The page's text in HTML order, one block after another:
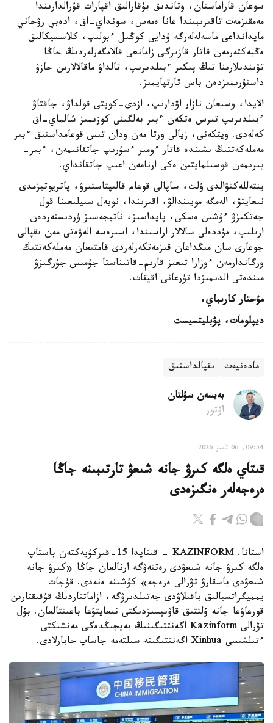
سوعان قاراماستان، وتاندىق بۇقارالىق اقپارات قۇرالدارىندا
مەمقىزمەت تاقىرىبىندا عانا ەمەس، سونداي-اق، ادەبي رۋحاني
مايدانداعى ماسەلەلەرگە ۇدايى كوڭىل ءبولىپ، كلاسسيكالىق
ەڭبەكتەرمەن قاتار قازىرگى زامانعى قالامگەرلەردىڭ جاڭا
تۋىندىلارىنا تىڭ پىكىر ءبىلدىرىپ، تالداۋ ماقالالارىن جازۋ
داستۇرىمىزدەن باس تارتپايمىز.
الايدا، وسىعان نازار اۋدارىپ، ازدى-كوپتى قولداۋ، جاقتاۋ
ءبىلدىرىپ تىرس ەتكەن ءبىر بەلگىنى كوزىمىز شالماي-اق
كەلەدى. ويتكەنى، زيالى ورتا مەن ودان تىس قوعامداستىق ءبىر
مەملەكەتتىڭ ىشىندە قاتار ءومىر ءسۇرىپ جاتقانىمەن، ءبىر-
بىرىمەن قوسىلمايتىن ەكى ارنامەن اعىپ جاتقانداي.
ينتەللەكتۋالدى ۇلت، ساپالى قوعام قالىپتاستىرۋ، پاتريوتيزمدى
نىعايتۋ، الەمگە مويىندالۋ، اقىرىندا، نوبەل سىيلىعىنا قول
جەتكىزۋ ءۇشىن ەسكى، پايداسىز، ناتيجەسىز ۇردىستەردەن
ارىلىپ، مۇددەلى سالالار اراسىندا، اسىرەسە الەۋەتى مەن ىقپالى
جوعارى سان مىڭداعان قىزمەتكەرلەردى قامتىعان مەملەكەتتىك
ورگاندارمەن ءوزارا تىعىز قارىم-قاتىناستا جۇمىس جۇرگىزۋ
مىندەتى الدىمىزدا تۇرعانى اقيقات.
مۇحتار كارىباي،
ديپلومات، پۋبليتسيست
مادەنيەت ىقپالداستىق
بەيسەن سۇلتان
اۆتور
09:54, 06 تامىز 2026
قىتاي ەلگە كىرۋ جانە شىعۋ تارتىبىنە جاڭا
ەرەجەلەر ەنگىزەدى
استانا. KAZINFORM - قىتايدا 15-قىركۇيەكتەن باستاپ
ەلگە كىرۋ جانە شىعۋدى رەتتەۋگە ارنالعان جاڭا «كىرۋ جانە
شىعۋدى باسقارۋ تۋرالى ەرەجە» كۇشىنە ەنەدى. قۇجات
يمميگراتسيالىق باقىلاۋدى جەتىلدىرۋگە، ازاماتتاردىڭ قۇقىقتارىن
قورعاۋعا جانە ۇلتتىق قاۋىپسىزدىكتى نىعايتۋعا باعىتتالعان. بۇل
تۋرالى Kazinform اگەنتتىگىنىڭ بەيجىڭدەگى مەنشىكتى
ءتىلشىسى Xinhua اگەنتتىگىنە سىلتەمە جاساپ حابارلادى.